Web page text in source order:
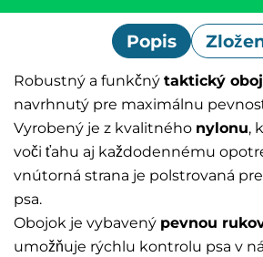
Popis
Robustný a funkčný taktický
navrhnutý pre maximálnu
Vyrobený je z kvalitného nylonu,
voči ťahu aj každodennému
vnútorná strana je polstrovaná
psa.
Obojok je vybavený pevnou
umožňuje rýchlu kontrolu psa v